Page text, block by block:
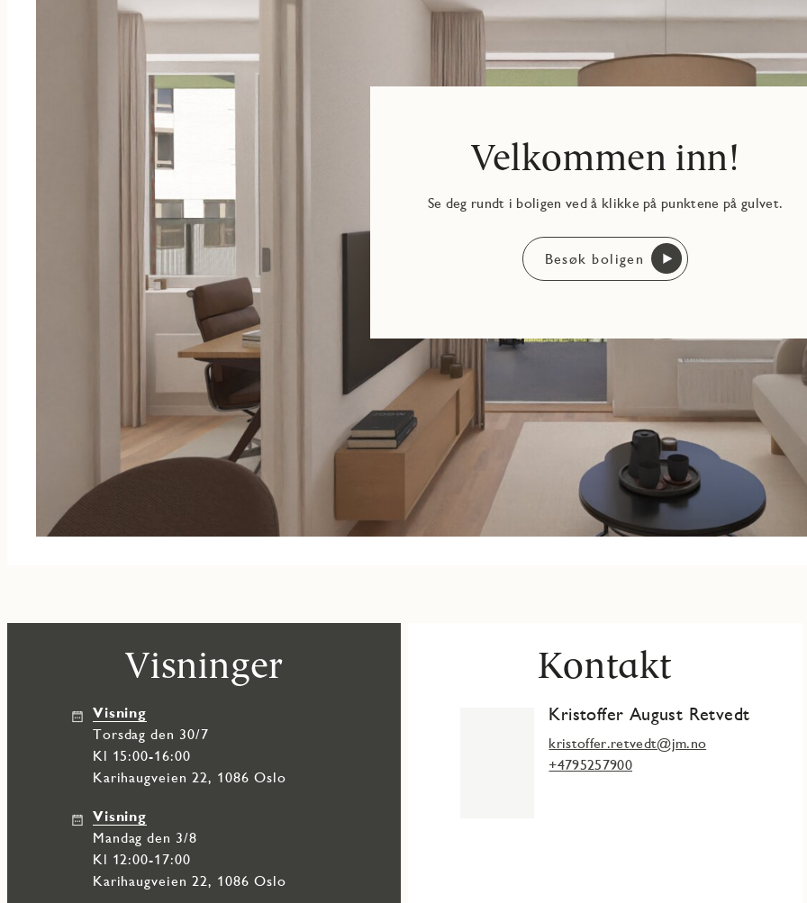
Velkommen inn!
Se deg rundt i boligen ved å klikke på punktene på gulvet.
Besøk boligen
Visninger
Visning
torsdag den 30/7
Kl 15:00-16:00
Karihaugveien 22, 1086 Oslo
Visning
mandag den 3/8
Kl 12:00-17:00
Karihaugveien 22, 1086 Oslo
Kontakt
Kristoffer August Retvedt
kristoffer.retvedt@jm.no
+4795257900